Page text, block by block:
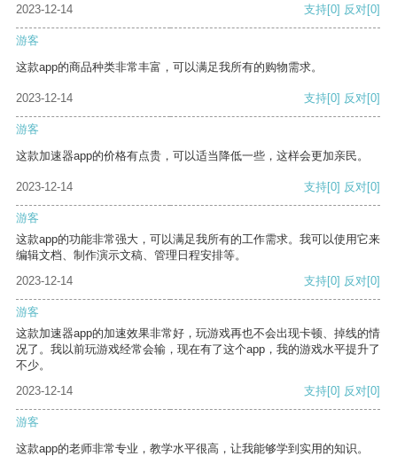
2023-12-14 支持[0] 反对[0]
游客
这款app的商品种类非常丰富，可以满足我所有的购物需求。
2023-12-14 支持[0] 反对[0]
游客
这款加速器app的价格有点贵，可以适当降低一些，这样会更加亲民。
2023-12-14 支持[0] 反对[0]
游客
这款app的功能非常强大，可以满足我所有的工作需求。我可以使用它来
编辑文档、制作演示文稿、管理日程安排等。
2023-12-14
支持[0] 反对[0]
游客
这款加速器app的加速效果非常好，玩游戏再也不会出现卡顿、掉线的情
况了。我以前玩游戏经常会输，现在有了这个app，我的游戏水平提升了
不少。
2023-12-14
支持[0] 反对[0]
游客
这款app的老师非常专业，教学水平很高，让我能够学到实用的知识。